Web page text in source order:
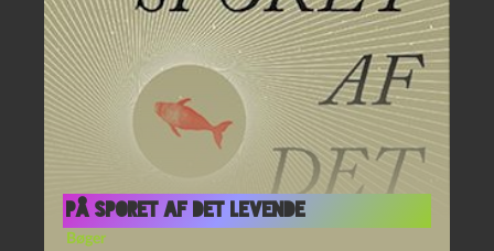
På sporet af det levende
Bøger